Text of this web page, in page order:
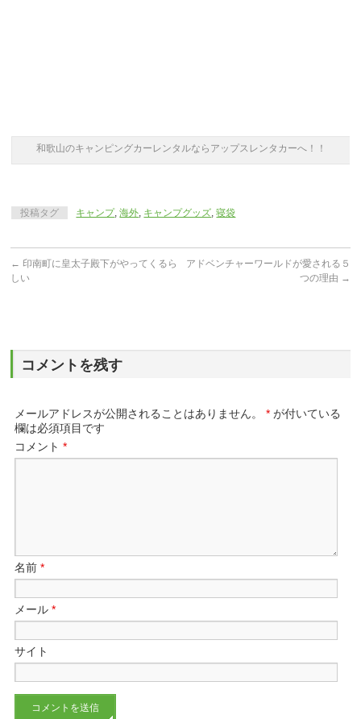
和歌山のキャンピングカーレンタルならアップスレンタカーへ！！
投稿タグ キャンプ,海外, キャンプグッズ,寝袋
← 印南町に皇太子殿下がやってくるら
しい
アドベンチャーワールドが愛される５
つの理由 →
コメントを残す
メールアドレスが公開されることはありません。 * が付いている
欄は必須項目です
コメント*
名前*
メール*
サイト